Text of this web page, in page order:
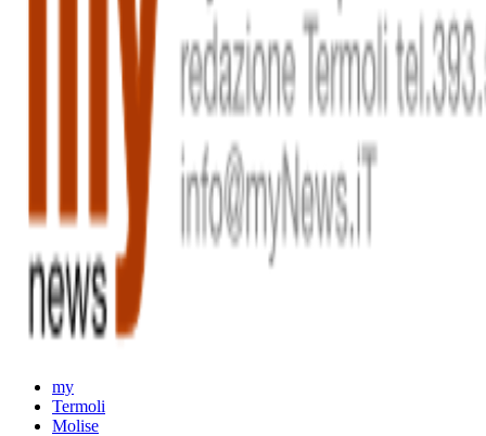
my
Termoli
Molise